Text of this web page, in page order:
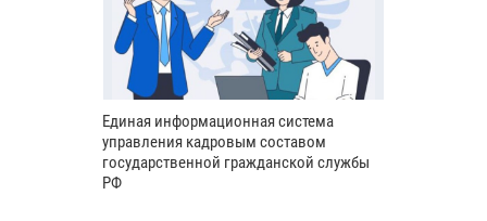
Единая информационная система
управления кадровым составом
государственной гражданской службы
РФ